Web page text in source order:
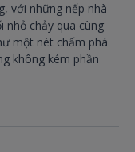
với những nếp nhà
nhỏ chảy qua cùng
một nét chấm phá
không kém phần